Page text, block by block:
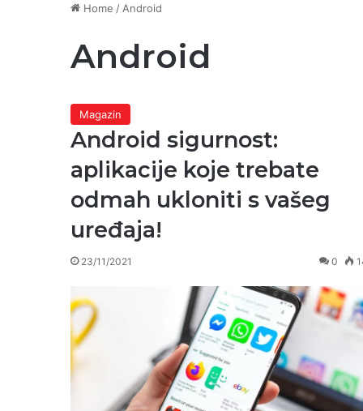
Home / Android
Android
Magazin
Android sigurnost:
aplikacije koje trebate
odmah ukloniti s vašeg
uređaja!
23/11/2021 0